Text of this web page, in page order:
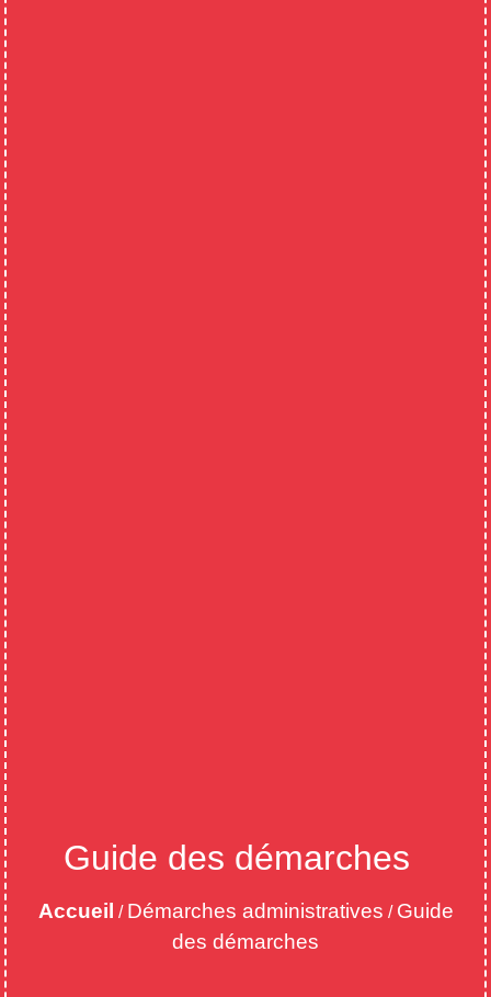
Guide des démarches
Accueil / Démarches administratives / Guide
des démarches